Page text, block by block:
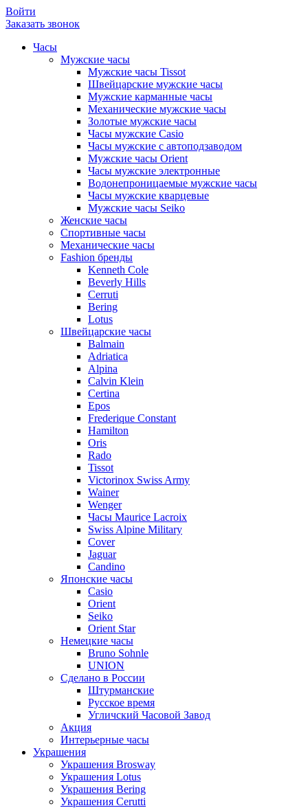
Войти
Заказать звонок
Часы
Мужские часы
Мужские часы Tissot
Швейцарские мужские часы
Мужские карманные часы
Механические мужские часы
Золотые мужские часы
Часы мужские Casio
Часы мужские с автоподзаводом
Мужские часы Orient
Часы мужские электронные
Водонепроницаемые мужские часы
Часы мужские кварцевые
Мужские часы Seiko
Женские часы
Спортивные часы
Механические часы
Fashion бренды
Kenneth Cole
Beverly Hills
Cerruti
Bering
Lotus
Швейцарские часы
Balmain
Adriatica
Alpina
Calvin Klein
Certina
Epos
Frederique Constant
Hamilton
Oris
Rado
Tissot
Victorinox Swiss Army
Wainer
Wenger
Часы Maurice Lacroix
Swiss Alpine Military
Cover
Jaguar
Candino
Японские часы
Casio
Orient
Seiko
Orient Star
Немецкие часы
Bruno Sohnle
UNION
Сделано в России
Штурманские
Русское время
Угличский Часовой Завод
Акция
Интерьерные часы
Украшения
Украшения Brosway
Украшения Lotus
Украшения Bering
Украшения Cerutti